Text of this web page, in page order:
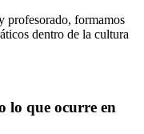
profesorado, formamos
dentro de la cultura
lo que ocurre en